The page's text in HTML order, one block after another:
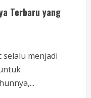
Terbaru yang
menjadi